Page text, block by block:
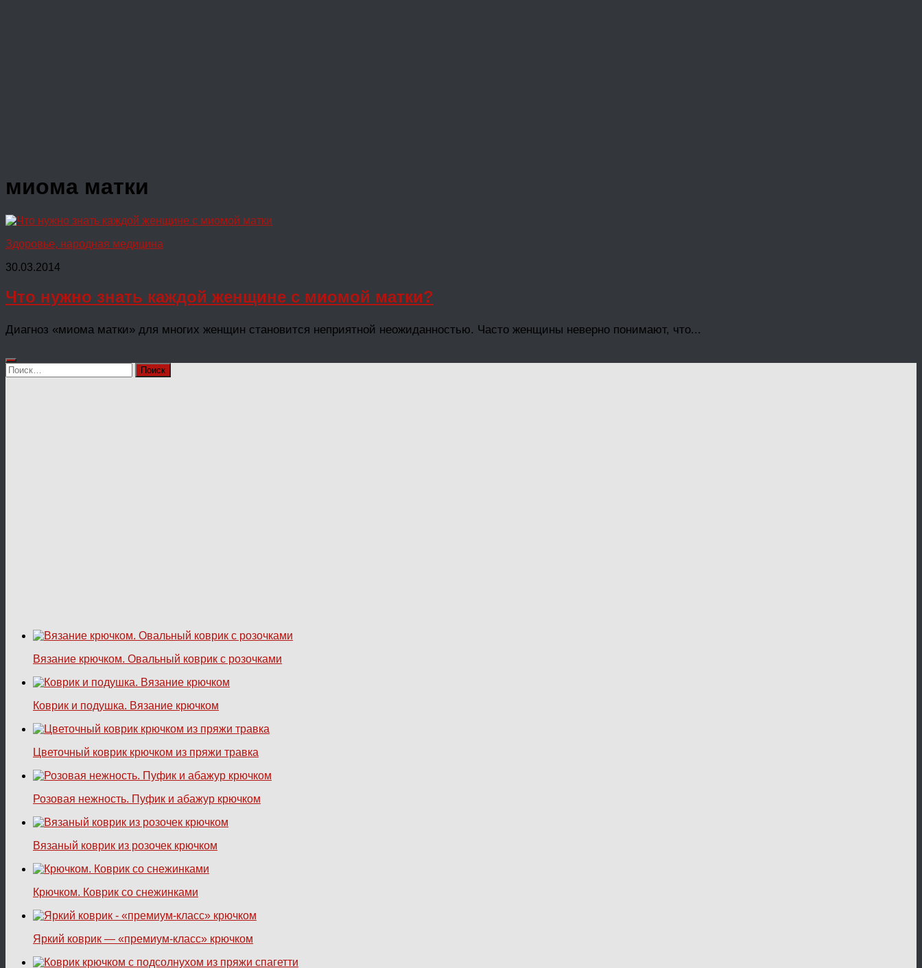
миома матки
Здоровье, народная медицина
30.03.2014
Что нужно знать каждой женщине с миомой матки?
Диагноз «миома матки» для многих женщин становится неприятной неожиданностью. Часто женщины неверно понимают, что...
Найти:
Вязание крючком. Овальный коврик с розочками
Коврик и подушка. Вязание крючком
Цветочный коврик крючком из пряжи травка
Розовая нежность. Пуфик и абажур крючком
Вязаный коврик из розочек крючком
Крючком. Коврик со снежинками
Яркий коврик — «премиум-класс» крючком